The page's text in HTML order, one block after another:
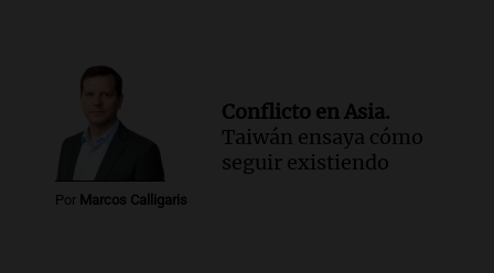
Por Marcos Calligaris
Conflicto en Asia.
Taiwán ensaya cómo
seguir existiendo